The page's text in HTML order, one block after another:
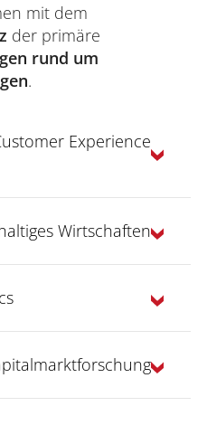
mit dem
der primäre
rund um
.
Experience
Wirtschaften
Systems
Probleme